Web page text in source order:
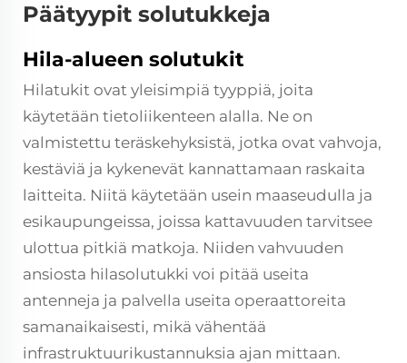
Päätyypit solutukkeja
Hila-alueen solutukit
Hilatukit ovat yleisimpiä tyyppiä, joita
käytetään tietoliikenteen alalla. Ne on
valmistettu teräskehyksistä, jotka ovat vahvoja,
kestäviä ja kykenevät kannattamaan raskaita
laitteita. Niitä käytetään usein maaseudulla ja
esikaupungeissa, joissa kattavuuden tarvitsee
ulottua pitkiä matkoja. Niiden vahvuuden
ansiosta hilasolutukki voi pitää useita
antenneja ja palvella useita operaattoreita
samanaikaisesti, mikä vähentää
infrastruktuurikustannuksia ajan mittaan.